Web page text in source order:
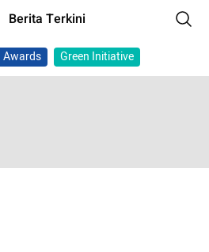
Berita Terkini
Awards Green Initiative